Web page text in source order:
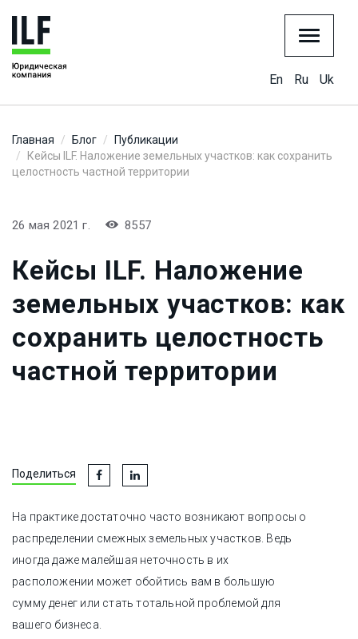
En Ru Uk
Главная Блог
Публикации
Кейсы ILF. Наложение земельных участков: как сохранить
целостность частной территории
26 мая 2021 г. 8557
Кейсы ILF. Наложение
земельных участков: как
сохранить целостность
частной территории
Поделиться
На практике достаточно часто возникают вопросы о
распределении смежных земельных участков. Ведь
иногда даже малейшая неточность в их
расположении может обойтись вам в большую
сумму денег или стать тотальной проблемой для
вашего бизнеса.